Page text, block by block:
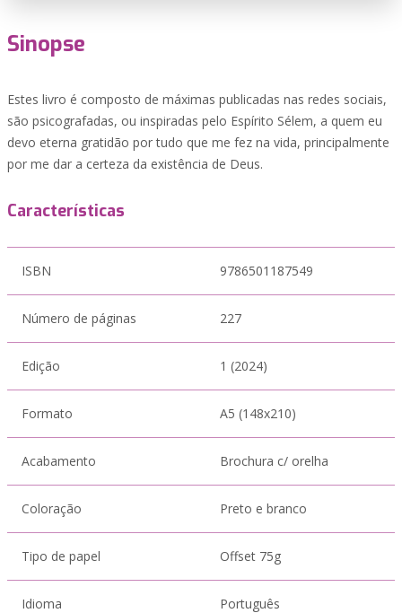
Sinopse
Estes livro é composto de máximas publicadas nas redes sociais,
são psicografadas, ou inspiradas pelo Espírito Sélem, a quem eu
devo eterna gratidão por tudo que me fez na vida, principalmente
por me dar a certeza da existência de Deus.
Características
ISBN 9786501187549
Número de páginas 227
Edição 1 (2024)
Formato A5 (148x210)
Acabamento Brochura c/ orelha
Coloração Preto e branco
Tipo de papel Offset 75g
Idioma Português